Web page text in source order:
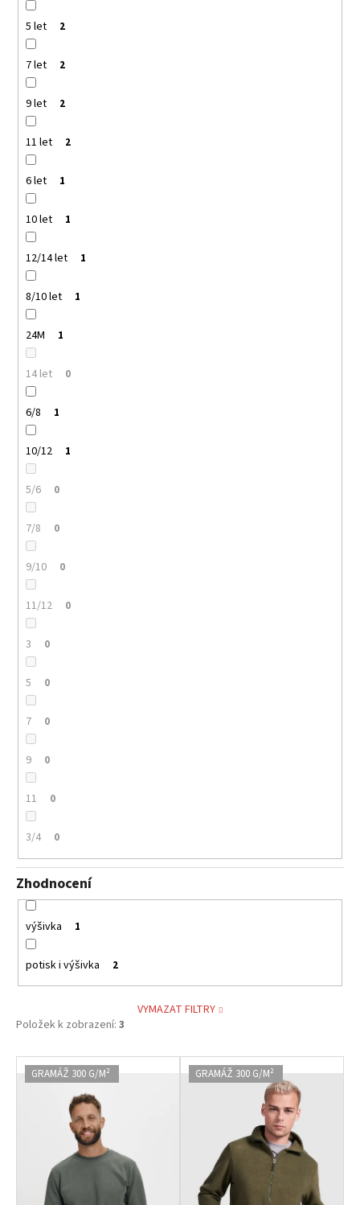
5 let 2
7 let 2
9 let 2
11 let 2
6 let 1
10 let 1
12/14 let 1
8/10 let 1
24M 1
14 let 0
6/8 1
10/12 1
5/6 0
7/8 0
9/10 0
11/12 0
3 0
5 0
7 0
9 0
11 0
3/4 0
Zhodnocení
výšivka 1
potisk i výšivka 2
VYMAZAT FILTRY
Položek k zobrazení: 3
V
ý GRAMÁŽ 300 G/M² GRAMÁŽ 300 G/M²